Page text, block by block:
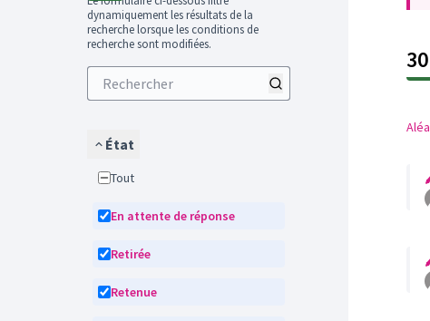
dynamiquement les résultats de la
recherche lorsque les conditions de
recherche sont modifiées.
État
Tout
En attente de réponse
Retirée
Retenue